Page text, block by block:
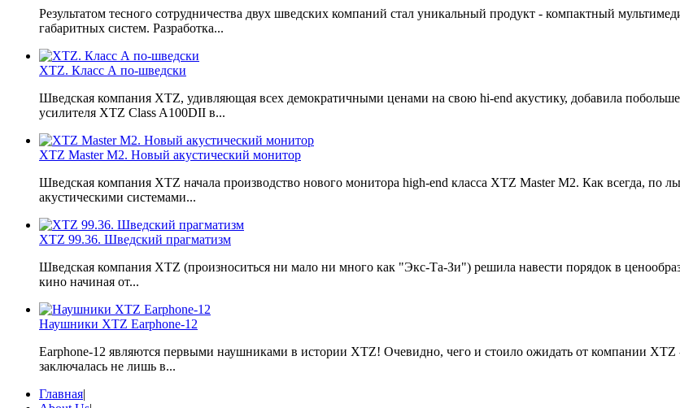
Результатом тесного сотрудничества двух шведских компаний стал уникальный продукт - компактный
габаритных систем. Разработка...
XTZ. Класс А по-шведски
Шведская компания XTZ, удивляющая всех демократичными ценами на свою hi-end акустику, добавила
усилителя XTZ Class A100DII в...
XTZ Master M2. Новый акустический монитор
Шведская компания XTZ начала производство нового монитора high-end класса XTZ Master M2. Как всегда, по
акустическими системами...
XTZ 99.36. Шведский прагматизм
Шведская компания XTZ (произноситься ни мало ни много как "Экс-Та-Зи") решила навести порядок в
кино начиная от...
Наушники XTZ Earphone-12
Earphone-12 являются первыми наушниками в истории XTZ! Очевидно, чего и стоило ожидать от компании XTZ
заключалась не лишь в...
Главная|